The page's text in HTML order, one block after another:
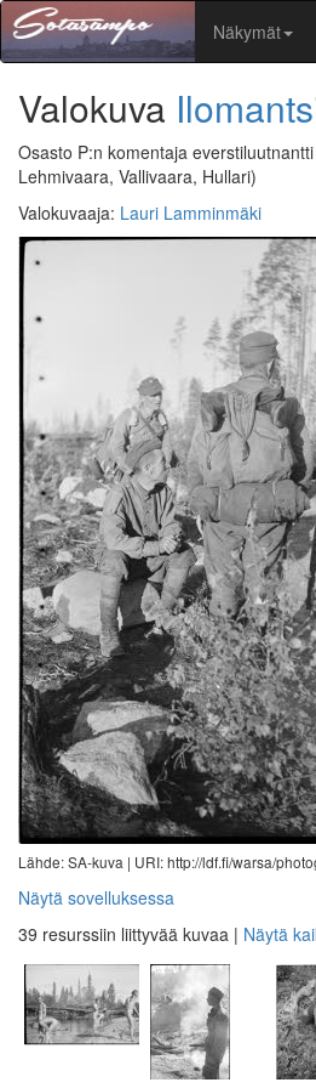
Näkymät
Valokuva
Osasto P:n komentaja
Lehmivaara, Vallivaara, Hullari)
Valokuvaaja: Lauri Lamminmäki
Lähde: SA-kuva | URI: http://ldf.fi/warsa/
Näytä sovelluksessa
39 resurssiin liittyvää kuvaa | Näytä